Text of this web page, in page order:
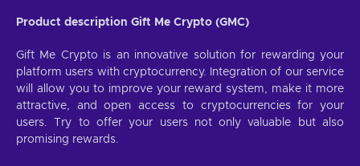
Product description Gift Me Crypto (GMC)
Gift Me Crypto is an innovative solution for rewarding your
platform users with cryptocurrency. Integration of our service
will allow you to improve your reward system, make it more
attractive, and open access to cryptocurrencies for your
users. Try to offer your users not only valuable but also
promising rewards.